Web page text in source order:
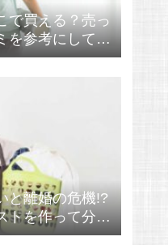
で買える？売っ
を参考にしてか
と離婚の危機!?
トを作って分け